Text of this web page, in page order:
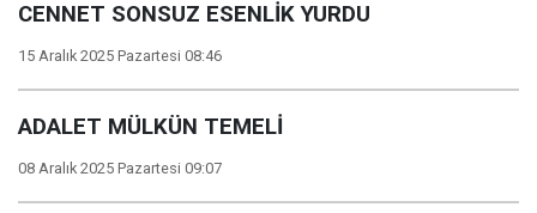
CENNET SONSUZ ESENLİK YURDU
15 Aralık 2025 Pazartesi 08:46
ADALET MÜLKÜN TEMELİ
08 Aralık 2025 Pazartesi 09:07